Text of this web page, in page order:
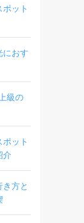
ット
におす
級の
ット
介
方と